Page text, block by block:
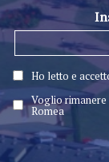
Ho letto e
Voglio
Romea